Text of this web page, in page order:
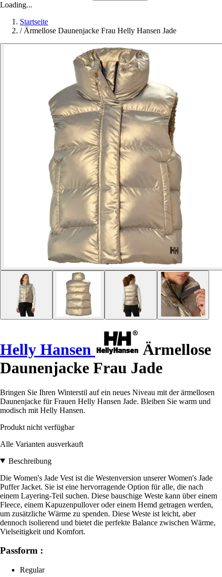
Loading...
Startseite
/ Ärmellose Daunenjacke Frau Helly Hansen Jade
Helly Hansen
Ärmellose
Daunenjacke Frau Jade
Bringen Sie Ihren Winterstil auf ein neues Niveau mit der ärmellosen
Daunenjacke für Frauen Helly Hansen Jade. Bleiben Sie warm und
modisch mit Helly Hansen.
Produkt nicht verfügbar
Alle Varianten ausverkauft
Beschreibung
Die Women's Jade Vest ist die Westenversion unserer Women's Jade
Puffer Jacket. Sie ist eine hervorragende Option für alle, die nach
einem Layering-Teil suchen. Diese bauschige Weste kann über einem
Fleece, einem Kapuzenpullover oder einem Hemd getragen werden,
um zusätzliche Wärme zu spenden. Diese Weste ist leicht, aber
dennoch isolierend und bietet die perfekte Balance zwischen Wärme,
Vielseitigkeit und Komfort.
Passform :
Regular